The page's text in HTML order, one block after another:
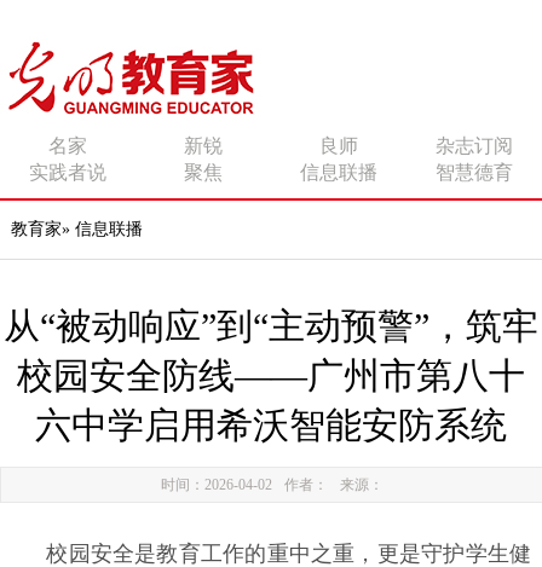
名家 新锐 良师
杂志订阅
实践者说
聚焦 信息联播 智慧德育
教育家» 信息联播
从“被动响应”到“主动预警”，筑牢
校园安全防线——广州市第八十
六中学启用希沃智能安防系统
时间：2026-04-02 作者： 来源：
校园安全是教育工作的重中之重，更是守护学生健